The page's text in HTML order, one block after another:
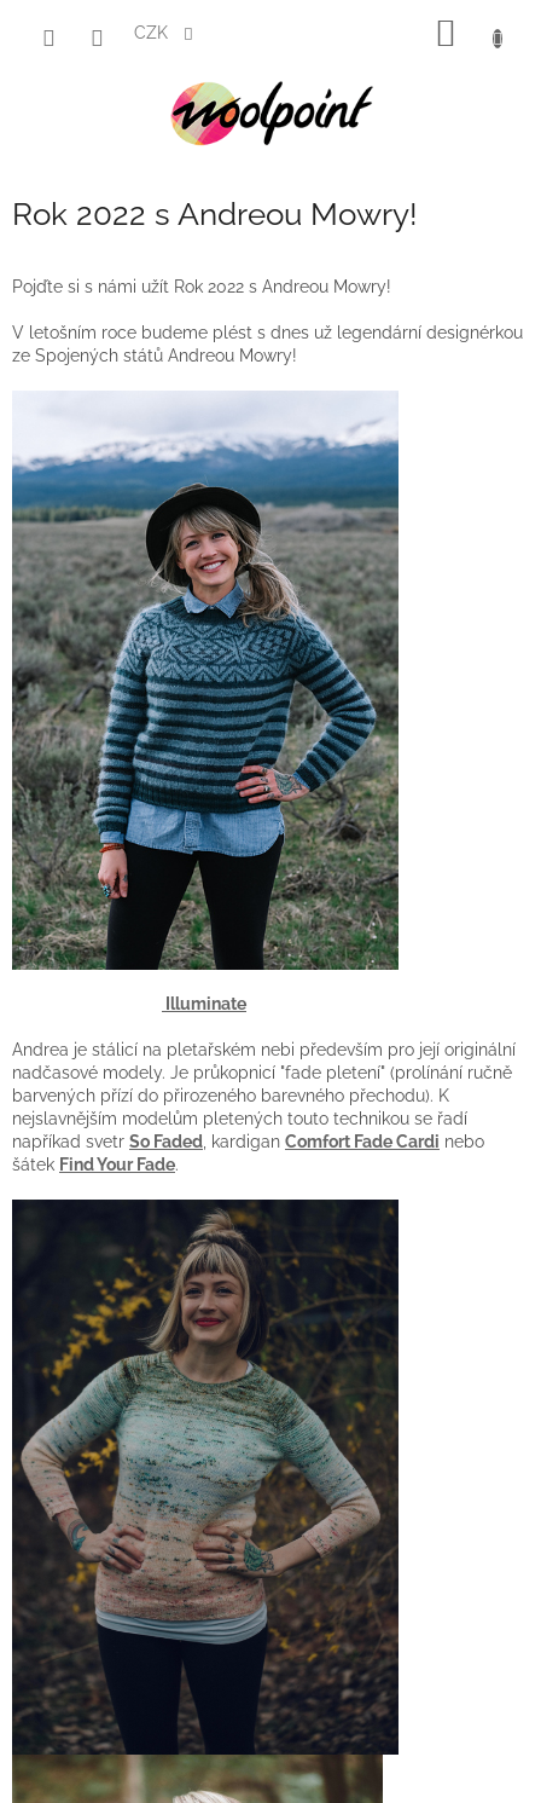
CZK
Rok 2022 s Andreou Mowry!
Pojďte si s námi užít Rok 2022 s Andreou Mowry!
V letošním roce budeme plést s dnes už legendární designérkou
ze Spojených států Andreou Mowry!
Illuminate
Andrea je stálicí na pletařském nebi především pro její originální
nadčasové modely. Je průkopnicí "fade pletení" (prolínání ručně
barvených přízí do přirozeného barevného přechodu). K
nejslavnějším modelům pletených touto technikou se řadí
napříkad svetr So Faded, kardigan Comfort Fade Cardi nebo
šátek Find Your Fade.